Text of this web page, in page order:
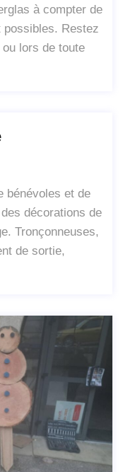
à compter de
possibles. Restez
lors de toute
bénévoles et de
décorations de
Tronçonneuses,
de sortie,